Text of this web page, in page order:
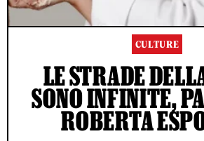
CULTURE
LE STRADE
SONO INFINITE,
ROBERTA